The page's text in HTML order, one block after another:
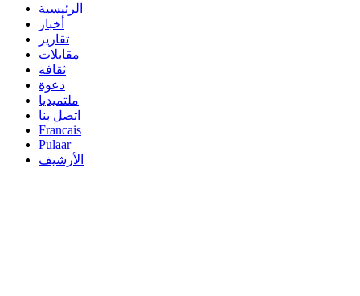
الرئيسية
أخبار
تقارير
مقابلات
ثقافة
دعوة
ملتميديا
اتصل بنا
Francais
Pulaar
الأرشيف